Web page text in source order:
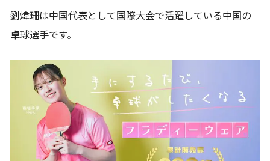
劉煒珊は中国代表として国際大会で活躍している中国の
卓球選手です。